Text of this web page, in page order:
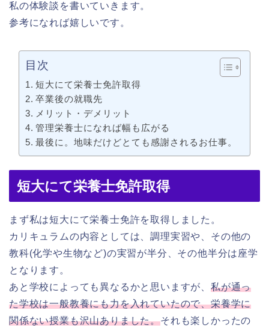
私の体験談を書いていきます。
参考になれば嬉しいです。
目次
短大にて栄養士免許取得
卒業後の就職先
メリット・デメリット
管理栄養士になれば幅も広がる
最後に。地味だけどとても感謝されるお仕事。
短大にて栄養士免許取得
まず私は短大にて栄養士免許を取得しました。
カリキュラムの内容としては、調理実習や、その他の
教科(化学や生物など)の実習が半分、その他半分は座学
となります。
あと学校によっても異なるかと思いますが、 私が通っ
た学校は一般教養にも力を入れていたので、栄養学に
関係ない授業も沢山ありました。それも楽しかったの